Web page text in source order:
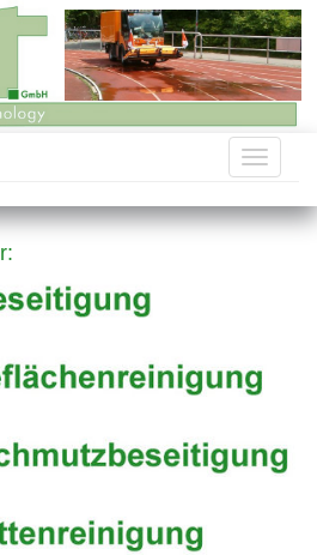
Toggle